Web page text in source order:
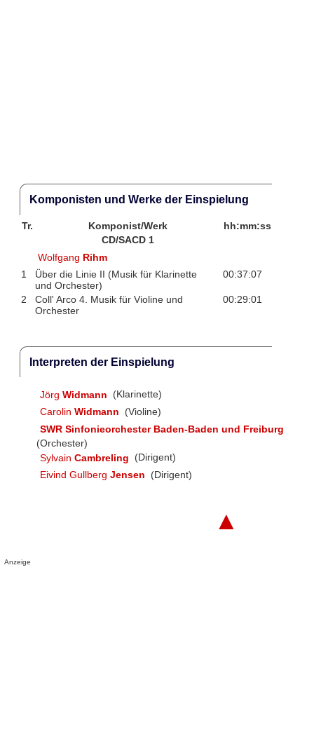
Komponisten und Werke der Einspielung
Tr. Komponist/Werk
hh:mm:ss
CD/SACD 1
Wolfgang Rihm
1
Über die Linie II (Musik für Klarinette
und Orchester)
00:37:07
2
Coll' Arco 4. Musik für Violine und
Orchester
00:29:01
Interpreten der Einspielung
Jörg Widmann
(Klarinette)
Carolin Widmann
(Violine)
SWR Sinfonieorchester Baden-Baden und Freiburg
(Orchester)
Sylvain Cambreling
(Dirigent)
Eivind Gullberg Jensen (Dirigent)
▲
Anzeige